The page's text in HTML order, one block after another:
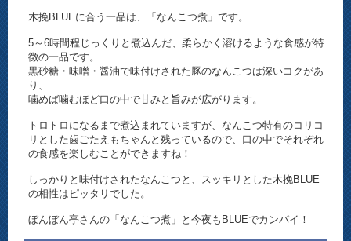
木挽BLUEに合う一品は、「なんこつ煮」です。
5～6時間程じっくりと煮込んだ、柔らかく溶けるような食感が特
徴の一品です。
黒砂糖・味噌・醤油で味付けされた豚のなんこつは深いコクがあ
り、
噛めば噛むほど口の中で甘みと旨みが広がります。
トロトロになるまで煮込まれていますが、なんこつ特有のコリコ
リとした歯ごたえもちゃんと残っているので、口の中でそれぞれ
の食感を楽しむことができますね！
しっかりと味付けされたなんこつと、スッキリとした木挽BLUE
の相性はピッタリでした。
ぼんぼん亭さんの「なんこつ煮」と今夜もBLUEでカンパイ！